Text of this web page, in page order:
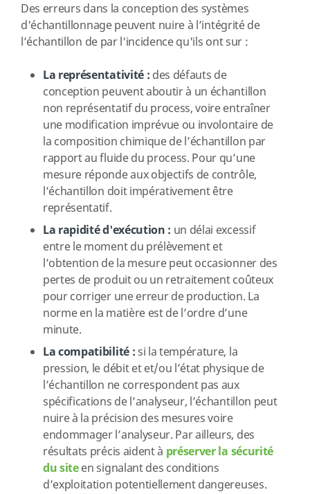
Des erreurs dans la conception des systèmes
d'échantillonnage peuvent nuire à l’intégrité de
l’échantillon de par l'incidence qu'ils ont sur :
La représentativité : des défauts de
conception peuvent aboutir à un échantillon
non représentatif du process, voire entraîner
une modification imprévue ou involontaire de
la composition chimique de l’échantillon par
rapport au fluide du process. Pour qu’une
mesure réponde aux objectifs de contrôle,
l’échantillon doit impérativement être
représentatif.
La rapidité d'exécution : un délai excessif
entre le moment du prélèvement et
l’obtention de la mesure peut occasionner des
pertes de produit ou un retraitement coûteux
pour corriger une erreur de production. La
norme en la matière est de l’ordre d’une
minute.
La compatibilité : si la température, la
pression, le débit et et/ou l’état physique de
l’échantillon ne correspondent pas aux
spécifications de l’analyseur, l’échantillon peut
nuire à la précision des mesures voire
endommager l’analyseur. Par ailleurs, des
résultats précis aident à préserver la sécurité
du siteen signalant des conditions
d’exploitation potentiellement dangereuses.